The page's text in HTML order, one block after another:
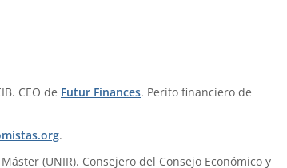
CEO de Futur Finances. Perito financiero de
.
(UNIR). Consejero del Consejo Económico y